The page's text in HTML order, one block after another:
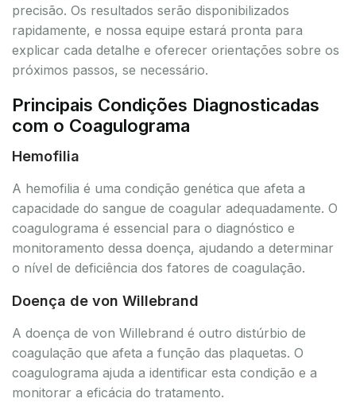
precisão. Os resultados serão disponibilizados
rapidamente, e nossa equipe estará pronta para
explicar cada detalhe e oferecer orientações sobre os
próximos passos, se necessário.
Principais Condições Diagnosticadas
com o Coagulograma
Hemofilia
A hemofilia é uma condição genética que afeta a
capacidade do sangue de coagular adequadamente. O
coagulograma é essencial para o diagnóstico e
monitoramento dessa doença, ajudando a determinar
o nível de deficiência dos fatores de coagulação.
Doença de von Willebrand
A doença de von Willebrand é outro distúrbio de
coagulação que afeta a função das plaquetas. O
coagulograma ajuda a identificar esta condição e a
monitorar a eficácia do tratamento.